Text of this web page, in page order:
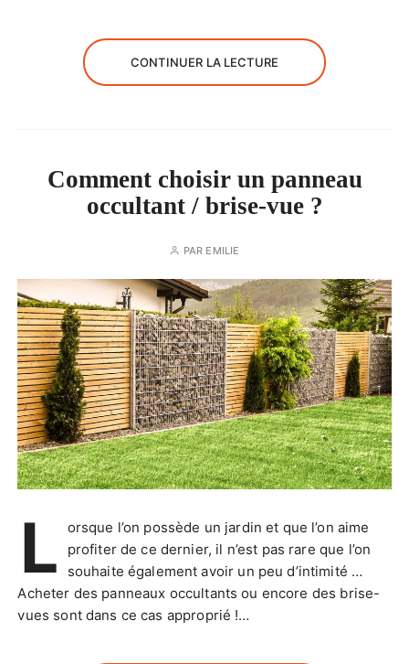
CONTINUER LA LECTURE
Comment choisir un panneau
occultant / brise-vue ?
PAR EMILIE
L
orsque l’on possède un jardin et que l’on aime
profiter de ce dernier, il n’est pas rare que l’on
souhaite également avoir un peu d’intimité …
Acheter des panneaux occultants ou encore des brise-
vues sont dans ce cas approprié !…